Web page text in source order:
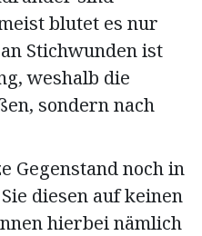
blutet es nur
Stichwunden ist
weshalb die
sondern nach
Gegenstand noch in
diesen auf keinen
hierbei nämlich